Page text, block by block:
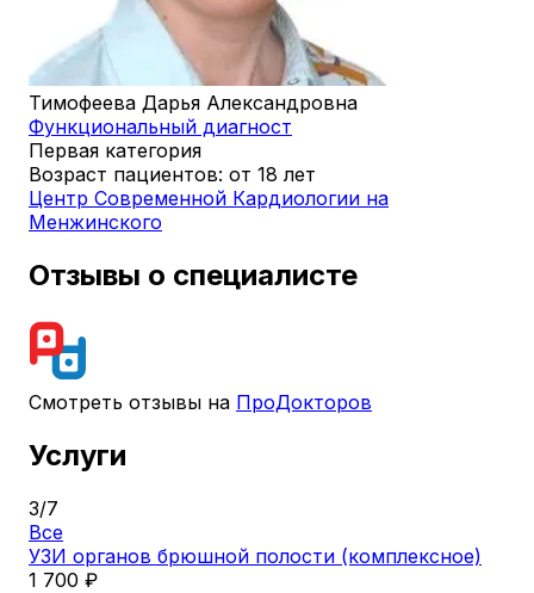
Тимофеева Дарья Александровна
Функциональный диагност
Первая категория
Возраст пациентов: от 18 лет
Центр Современной Кардиологии на
Менжинского
Отзывы о специалисте
Смотреть отзывы на ПроДокторов
Услуги
3/7
Все
УЗИ органов брюшной полости (комплексное)
1 700 ₽